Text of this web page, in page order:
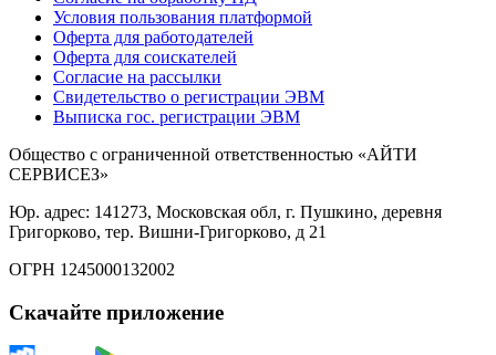
Условия пользования платформой
Оферта для работодателей
Оферта для соискателей
Согласие на рассылки
Свидетельство о регистрации ЭВМ
Выписка гос. регистрации ЭВМ
Общество с ограниченной ответственностью «АЙТИ
СЕРВИСЕЗ»
Юр. адрес: 141273, Московская обл, г. Пушкино, деревня
Григорково, тер. Вишни-Григорково, д 21
ОГРН 1245000132002
Скачайте приложение